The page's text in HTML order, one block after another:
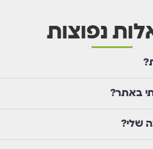
נפוצות
באתר?
שלי?